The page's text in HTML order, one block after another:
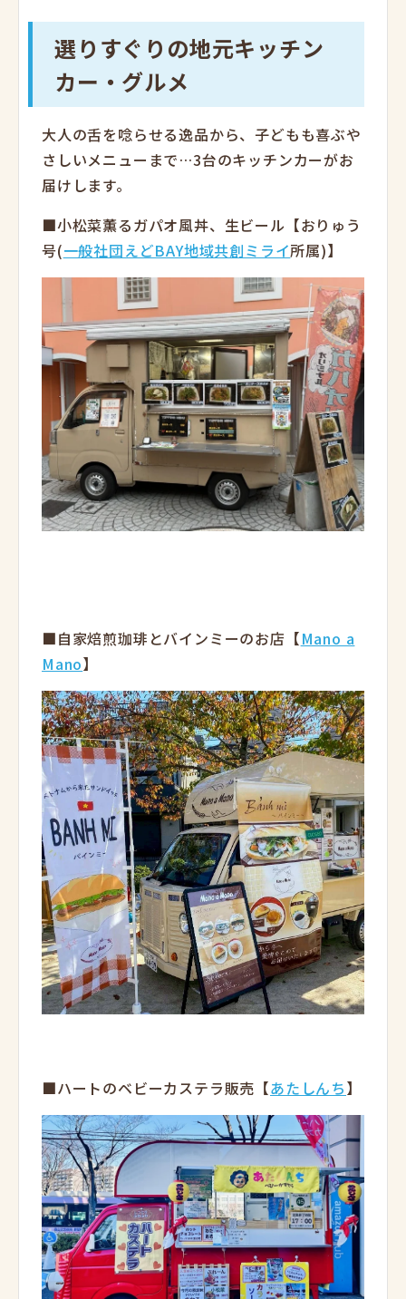
選りすぐりの地元キッチン
カー・グルメ
大人の舌を唸らせる逸品から、子どもも喜ぶや
さしいメニューまで…3台のキッチンカーがお
届けします。
■小松菜薫るガパオ風丼、生ビール【おりゅう
号(一般社団えどBAY地域共創ミライ所属)】
■自家焙煎珈琲とバインミーのお店【Mano a
Mano】
■ハートのベビーカステラ販売【あたしんち】